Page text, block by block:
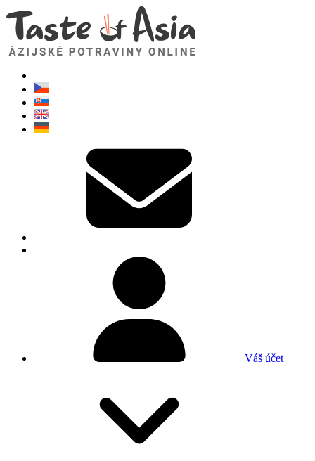
Váš účet
TasteOfAsia.sk
Neváhajte sa opýtať. Som tu pre vás!